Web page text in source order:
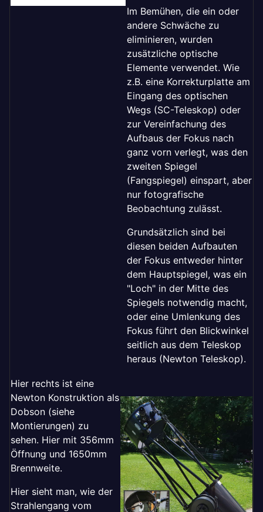
Im Bemühen, die ein oder
andere Schwäche zu
eliminieren, wurden
zusätzliche optische
Elemente verwendet. Wie
z.B. eine Korrekturplatte am
Eingang des optischen
Wegs (SC-Teleskop) oder
zur Vereinfachung des
Aufbaus der Fokus nach
ganz vorn verlegt, was den
zweiten Spiegel
(Fangspiegel) einspart, aber
nur fotografische
Beobachtung zulässt.
Grundsätzlich sind bei
diesen beiden Aufbauten
der Fokus entweder hinter
dem Hauptspiegel, was ein
"Loch" in der Mitte des
Spiegels notwendig macht,
oder eine Umlenkung des
Fokus führt den Blickwinkel
seitlich aus dem Teleskop
heraus (Newton Teleskop).
Hier rechts ist eine
Newton Konstruktion als
Dobson (siehe
Montierungen) zu
sehen. Hier mit 356mm
Öffnung und 1650mm
Brennweite.
Hier sieht man, wie der
Strahlengang vom